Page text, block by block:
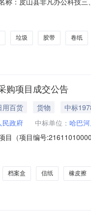
国产彩色卡纸卡纸国产
垃圾 胶带 卷纸
购项目成交公告
用百货 货物
中标
民政府 中标单位： 哈巴
（项目编号
区划名称:新疆维吾尔自
档案盒 信纸 橡皮擦